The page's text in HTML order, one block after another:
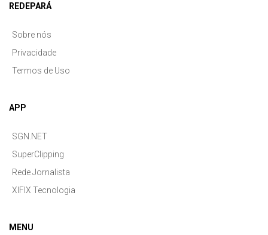
REDEPARÁ
Sobre nós
Privacidade
Termos de Uso
APP
SGN.NET
SuperClipping
Rede Jornalista
XIFIX Tecnologia
MENU